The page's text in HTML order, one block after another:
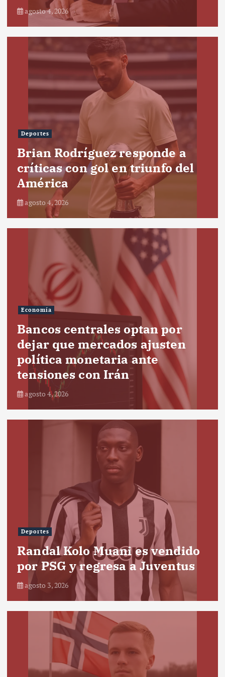
agosto 4, 2026
Deportes
Brian Rodríguez responde a
críticas con gol en triunfo del
América
agosto 4, 2026
Economía
Bancos centrales optan por
dejar que mercados ajusten
política monetaria ante
tensiones con Irán
agosto 4, 2026
Deportes
Randal Kolo Muani es vendido
por PSG y regresa a Juventus
agosto 3, 2026